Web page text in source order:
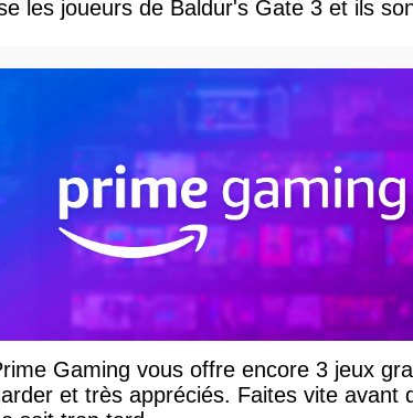
les joueurs de Baldur's Gate 3 et ils
Gaming vous offre encore 3 jeux
et très appréciés. Faites vite avant